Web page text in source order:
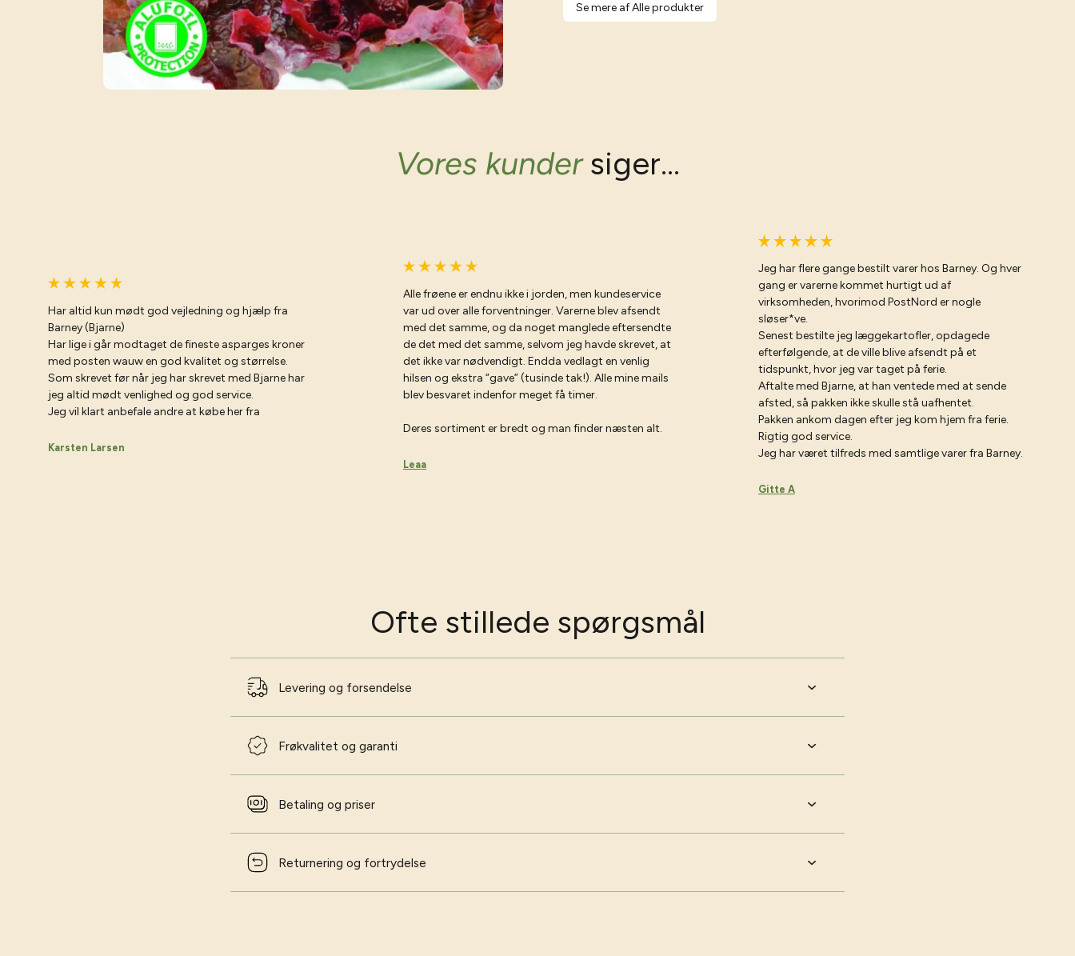
Se mere af Alle produkter
Vores kundersiger...
Har altid kun mødt god vejledning og hjælp fra
Barney (Bjarne)
Har lige i går modtaget de fineste asparges kroner
med posten wauw en god kvalitet og størrelse.
Som skrevet før når jeg har skrevet med Bjarne har
jeg altid mødt venlighed og god service.
Jeg vil klart anbefale andre at købe her fra
Karsten Larsen
Alle frøene er endnu ikke i jorden, men kundeservice
var ud over alle forventninger. Varerne blev afsendt
med det samme, og da noget manglede eftersendte
de det med det samme, selvom jeg havde skrevet, at
det ikke var nødvendigt. Endda vedlagt en venlig
hilsen og ekstra “gave” (tusinde tak!). Alle mine mails
blev besvaret indenfor meget få timer.
Deres sortiment er bredt og man finder næsten alt.
Leaa
Jeg har flere gange bestilt varer hos Barney. Og hver
gang er varerne kommet hurtigt ud af
virksomheden, hvorimod PostNord er nogle
sløser*ve.
Senest bestilte jeg læggekartofler, opdagede
efterfølgende, at de ville blive afsendt på et
tidspunkt, hvor jeg var taget på ferie.
Aftalte med Bjarne, at han ventede med at sende
afsted, så pakken ikke skulle stå uafhentet.
Pakken ankom dagen efter jeg kom hjem fra ferie.
Rigtig god service.
Jeg har været tilfreds med samtlige varer fra Barney.
Gitte A
Ofte stillede spørgsmål
Levering og forsendelse
Frøkvalitet og garanti
Betaling og priser
Returnering og fortrydelse